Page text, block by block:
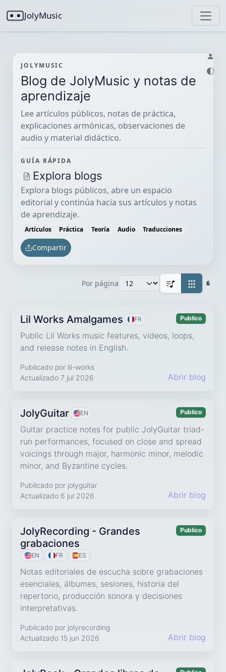
JolyMusic
JOLYMUSIC
Blog de JolyMusic y notas de
aprendizaje
Lee artículos públicos, notas de práctica,
explicaciones armónicas, observaciones de
audio y material didáctico.
GUÍA RÁPIDA
Explora blogs
Explora blogs públicos, abre un espacio
editorial y continúa hacia sus artículos y notas
de aprendizaje.
Artículos Práctica Teoría Audio Traducciones
Compartir
Por página 6
Lil Works Amalgames FR Publico
Public Lil Works music features, videos, loops,
and release notes in English.
Publicado por lil-works
Actualizado 7 jul 2026
Abrir blog
JolyGuitar EN Publico
Guitar practice notes for public JolyGuitar triad-
run performances, focused on close and spread
voicings through major, harmonic minor, melodic
minor, and Byzantine cycles.
Publicado por jolyguitar
Actualizado 6 jul 2026
Abrir blog
JolyRecording - Grandes
grabaciones
EN FR ES
Publico
Notas editoriales de escucha sobre grabaciones
esenciales, álbumes, sesiones, historia del
repertorio, producción sonora y decisiones
interpretativas.
Publicado por jolyrecording
Actualizado 15 jun 2026
Abrir blog